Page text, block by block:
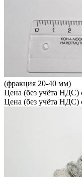
(фракция 20-40 мм)
Цена (без учёта НДС)
Цена (без учёта НДС)